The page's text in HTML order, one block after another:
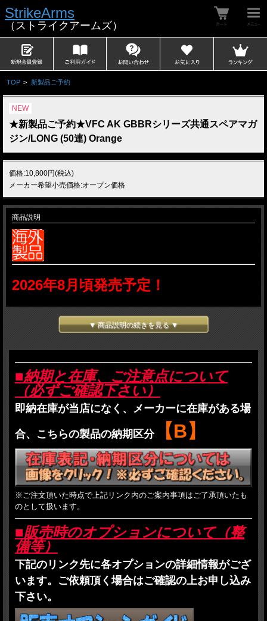
StrikeArms
（ストライクアームズ）
TOP > 新製品ご予約
NEW
★新製品ご予約★VFC AK GBBRシリーズ共通スペアマガ
ジン/LONG (50連) Orange
価格:10,800円(税込)
メーカー希望小売価格:オープン価格
商品説明
2026年8月頃発売予定！
■新製品ご予約商品注意事項
べての事項に了承したものとみなされます。
・発売予定日は、あくまでメーカー発表の予定日であり発売を確約するものではご
ざいません。
・商品価格は予価であり、メーカーの価格が変更となった場合や為替などの状況次
第でご提供価格が変更になる場合がございます。
・入荷が数割れになった場合は、受注順に割り当てを行います。
降の再入荷にて出荷を行います。特にメーカー生産完了後のご予約は数量の調整が
出来ませんので、確実に手に入れたい場合はお早めにご予約を頂いたほうが確率は
・メーカーが断りなく仕様を変更する場合がありますが、その責は負いかねます。
・販売時、着日指定はお受けできません。発売後のご依頼はお受け致します。
・お支払は、銀行振込、代金引換、Paypalが選択可能ですが、ご予約品に関しては
到着時支払いの代金引換をお勧めいたします。
・ご予約品と通常の在庫品を一緒にお買上げ頂くことは基本的にご遠慮ください。
どうしても必要な場合も分納はお受けしません。すべて揃ってからの発送になりま
す。また、途中キャンセルもお受けできなくなります。
択ください。
・発売日の違うご予約品を複数種類ご予約頂くことはご遠慮ください。同一の発売
予定日でまとめてご注文をお願いします。
・商品ページ記載の納期区分は発売後のものになります。
・新製品に整備他、カスタムオプションが設定されており、申し込みをされた場合
は納期は作業の分遅れます。整備納期については、製品発売時の状況によって変わ
ります。尚、その時の状況をお知りになりたい場合はお問い合わせよりご連絡くだ
さい。
・その他何か問題が生じた場合はその都度対応を決めさせて頂きたいと思います。
▼ 商品説明の続きを見る ▼
■納期と在庫、ご注意点について
（必ずご確認下さい）
即納在庫が当店になく、メーカーに在庫がある場
合、こちらの製品の納期区分【B】
※ご注文頂いた時点で上記リンク内のご案内事項はご了承頂いたも
のとして扱います。
■販売時のオプションについて（整
備等）
下記のリンク先に各オプションの詳細情報がござ
います。ご依頼頂く場合はご確認の上お申し込み
下さい。